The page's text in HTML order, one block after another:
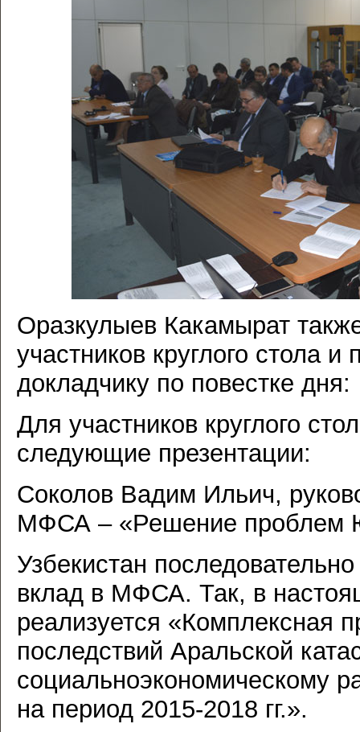
Оразкулыев Какамырат
участников круглого стола
докладчику по повестке дня:
Для участников круглого
следующие презентации:
Соколов Вадим Ильич,
МФСА – «Решение проблем
Узбекистан
вклад в МФСА. Так, в
реализуется «Комплексная
последствий Аральской
социальноэкономическому
на период 2015-2018 гг.».